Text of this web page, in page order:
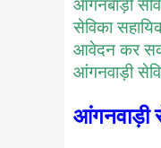
आंगनबाड़ी
सेविका
आवेदन कर
आंगनवाड़ी
आंगनवाड़ी